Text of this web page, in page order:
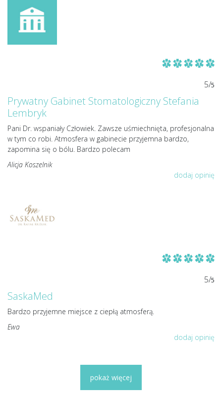
5/5
Prywatny Gabinet Stomatologiczny Stefania
Lembryk
Pani Dr. wspaniały Człowiek. Zawsze uśmiechnięta, profesjonalna
w tym co robi. Atmosfera w gabinecie przyjemna bardzo,
zapomina się o bólu. Bardzo polecam
Alicja Koszelnik
dodaj opinię
5/5
SaskaMed
Bardzo przyjemne miejsce z ciepłą atmosferą.
Ewa
dodaj opinię
pokaż więcej